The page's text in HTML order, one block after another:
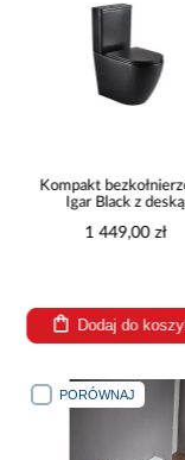
Kompakt
Igar Black z deską
1 449,00 zł
Dodaj do
PORÓWNAJ